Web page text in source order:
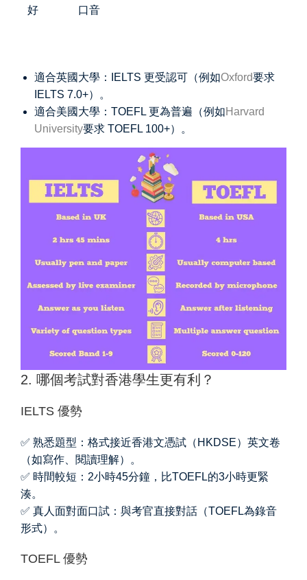
好
口音
適合英國大學：IELTS 更受認可（例如Oxford要求
IELTS 7.0+）。
適合美國大學：TOEFL 更為普遍（例如Harvard
University要求 TOEFL 100+）。
2. 哪個考試對香港學生更有利？
IELTS 優勢
✅ 熟悉題型：格式接近香港文憑試（HKDSE）英文卷
（如寫作、閱讀理解）。
✅ 時間較短：2小時45分鐘，比TOEFL的3小時更緊
湊。
✅ 真人面對面口試：與考官直接對話（TOEFL為錄音
形式）。
TOEFL 優勢